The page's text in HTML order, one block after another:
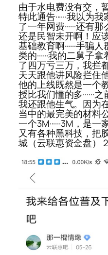
由于水电费没有交，
特此通告······我以
了一年网费······还
还是民智未开啊！应
基础教育啊······手
类的······我的二舅
了四万亏三万，我拦
天天跟他讲风险拦住
他的上线既然是一个
授比我们懂的多······
我还跟他生气。因为
当中的最完美的材料
一个3M······3M，是
又有各种黑科技，把胶
城（云联惠资金盘）